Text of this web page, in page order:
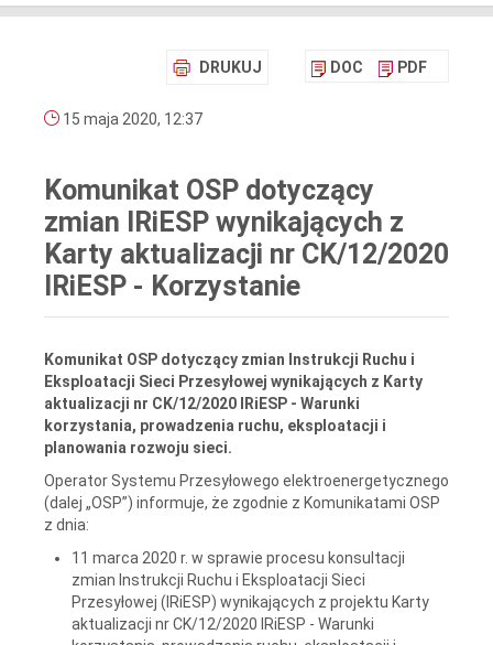
DRUKUJ DOC PDF
15 maja 2020, 12:37
Komunikat OSP dotyczący
zmian IRiESP wynikających z
Karty aktualizacji nr CK/12/2020
IRiESP - Korzystanie
Komunikat OSP dotyczący zmian Instrukcji Ruchu i
Eksploatacji Sieci Przesyłowej wynikających z Karty
aktualizacji nr CK/12/2020 IRiESP - Warunki
korzystania, prowadzenia ruchu, eksploatacji i
planowania rozwoju sieci.
Operator Systemu Przesyłowego elektroenergetycznego
(dalej „OSP”) informuje, że zgodnie z Komunikatami OSP
z dnia:
11 marca 2020 r. w sprawie procesu konsultacji
zmian Instrukcji Ruchu i Eksploatacji Sieci
Przesyłowej (IRiESP) wynikających z projektu Karty
aktualizacji nr CK/12/2020 IRiESP - Warunki